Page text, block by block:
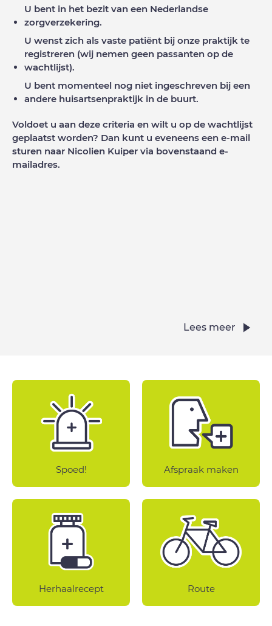
U bent in het bezit van een Nederlandse
zorgverzekering.
U wenst zich als vaste patiënt bij onze praktijk te
registreren (wij nemen geen passanten op de
wachtlijst).
U bent momenteel nog niet ingeschreven bij een
andere huisartsenpraktijk in de buurt.
Voldoet u aan deze criteria en wilt u op de wachtlijst
geplaatst worden? Dan kunt u eveneens een e-mail
sturen naar Nicolien Kuiper via bovenstaand e-
mailadres.
Lees meer
Spoed! Afspraak maken
Herhaalrecept Route